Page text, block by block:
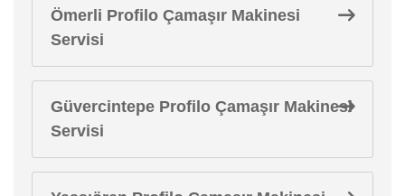
Ömerli Profilo Çamaşır Makinesi
Servisi
Güvercintepe Profilo Çamaşır Makinesi
Servisi